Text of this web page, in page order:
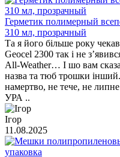
Герметик полимерный
310 мл, прозрачный
Та я його більше року
Geocel 2300 так і не
All‑Weather… І шо вам
назва та тюб трошки
намертво, не тече, не
УРА ..
Ігор
11.08.2025